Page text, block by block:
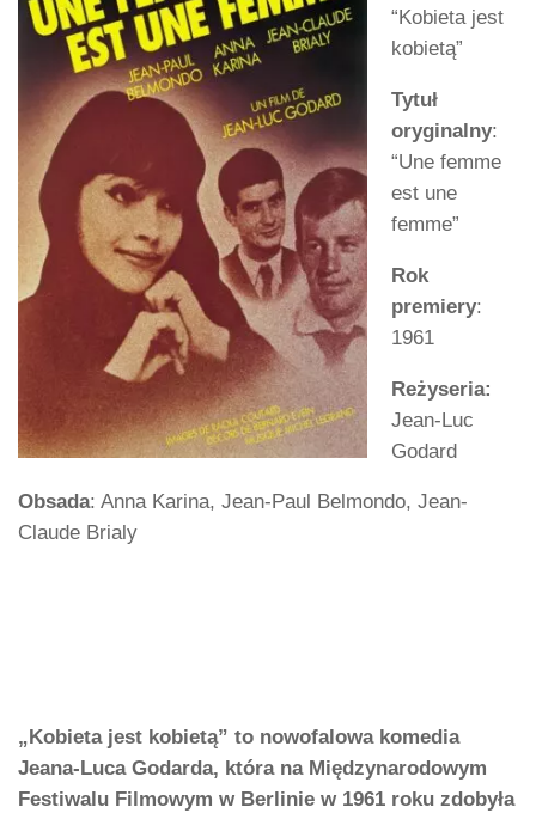
“Kobieta jest
kobietą”
Tytuł
oryginalny:
“Une femme
est une
femme”
Rok
premiery:
1961
Reżyseria:
Jean-Luc
Godard
Obsada: Anna Karina, Jean-Paul Belmondo, Jean-
Claude Brialy
„Kobieta jest kobietą” to nowofalowa komedia
Jeana-Luca Godarda, która na Międzynarodowym
Festiwalu Filmowym w Berlinie w 1961 roku zdobyła